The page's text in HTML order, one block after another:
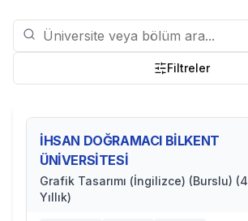
Filtreler
İHSAN DOĞRAMACI BİLKENT
ÜNİVERSİTESİ
Grafik Tasarımı (İngilizce) (Burslu) (4
Yıllık)